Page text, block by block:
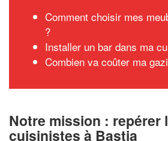
Comment choisir mes
?
Installer un bar dans ma
Combien va coûter ma
Notre mission : repérer
cuisinistes à Bastia